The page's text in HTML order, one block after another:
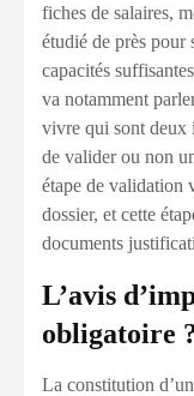
fiches de salaires,
étudié de près pour
capacités
va notamment
vivre qui sont deux
de valider ou non
étape de validation
dossier, et cette
documents
L’avis
obligatoire
La constitution